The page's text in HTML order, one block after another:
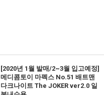
[2020년 1월 발매/2~3월 입고예정]
메디콤토이 마펙스 No.51 배트맨
다크나이트 The JOKER ver2.0 일